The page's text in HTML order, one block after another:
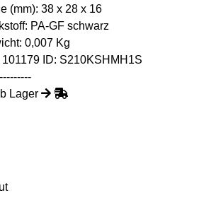
(mm): 38 x 28 x 16
PA-GF schwarz
0,007 Kg
101179 ID: S210KSHMH1S
Lager